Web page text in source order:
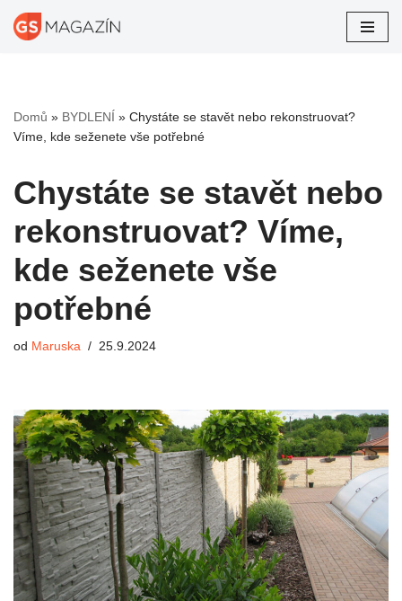
Domů » BYDLENÍ » Chystáte se stavět nebo rekonstruovat?
Víme, kde seženete vše potřebné
Chystáte se stavět nebo
rekonstruovat? Víme,
kde seženete vše
potřebné
od Maruska 25.9.2024